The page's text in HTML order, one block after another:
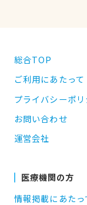
総合TOP
ご利用にあたって
プライバシーポリ
お問い合わせ
運営会社
医療機関の方
情報掲載にあたっ